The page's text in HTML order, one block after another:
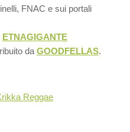
FNAC e sui portali
ETNAGIGANTE
da GOODFELLAS.
Reggae